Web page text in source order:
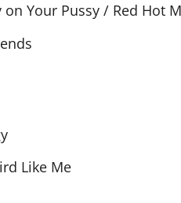
on Your Pussy / Red Hot
Like Me